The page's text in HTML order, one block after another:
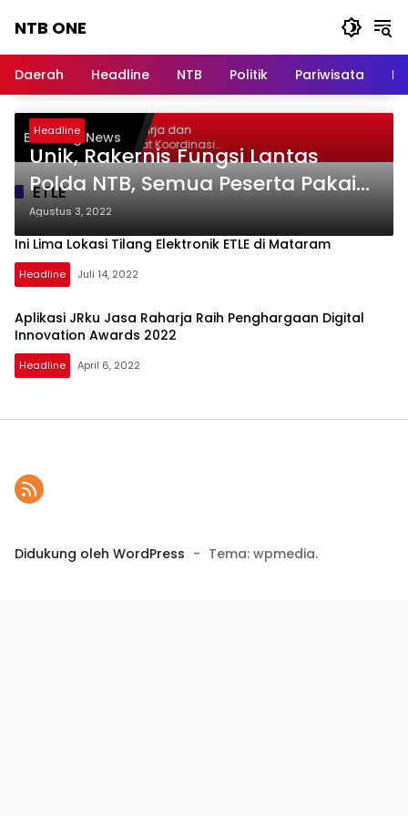
NTB ONE
dan
Berita
Lombok
Daerah Headline NTB Politik Pariwisata
Breaking News
Audiensi, Jasa Raharja dan
PANRB Perkuat Koordinasi
Kepatuhan PKB dan SWDKLLJ
ETLE
Headline
Unik, Rakernis Fungsi Lantas
Polda NTB, Semua Peserta Pakai
Sapuk Merah Putih
Agustus 3, 2022
Ini Lima Lokasi Tilang Elektronik ETLE di Mataram
Headline Juli 14, 2022
Aplikasi JRku Jasa Raharja Raih Penghargaan Digital
Innovation Awards 2022
Headline April 6, 2022
Didukung oleh WordPress - Tema: wpmedia.